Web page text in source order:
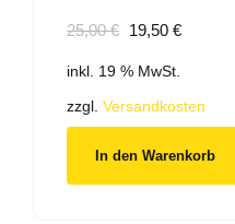
25,00€ Ursprünglicher
war:
25,00 €
19,50 €Aktueller
19,50 €.
inkl. 19 % MwSt.
zzgl. Versandkosten
In den Warenkorb